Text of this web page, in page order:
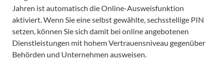
Jahren ist automatisch die Online-Ausweisfunktion
aktiviert. Wenn Sie eine selbst gewählte, sechsstellige PIN
setzen, können Sie sich damit bei online angebotenen
Dienstleistungen mit hohem Vertrauensniveau gegenüber
Behörden und Unternehmen ausweisen.